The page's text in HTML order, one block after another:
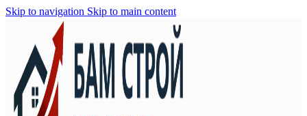
Skip to navigation Skip to main content